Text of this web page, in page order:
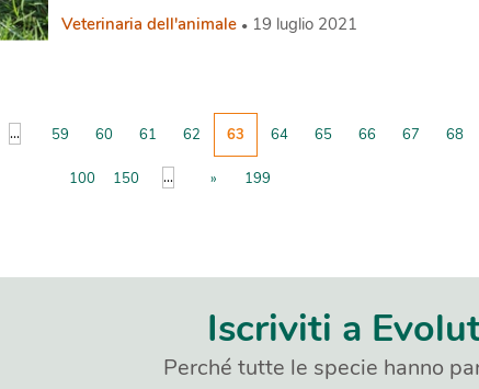
Veterinaria dell'animale 19 luglio 2021
... 59 60 61 62 63 64 65 66 67 68
100 150 ... » 199
Iscriviti a
Perché tutte le specie hanno